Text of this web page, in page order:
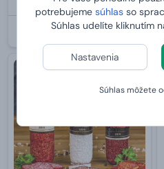
potrebujeme súhlas so
Súhlas udelíte kliknutím
Nastavenia
Súhlas môžete
10.8.2026
-15 %